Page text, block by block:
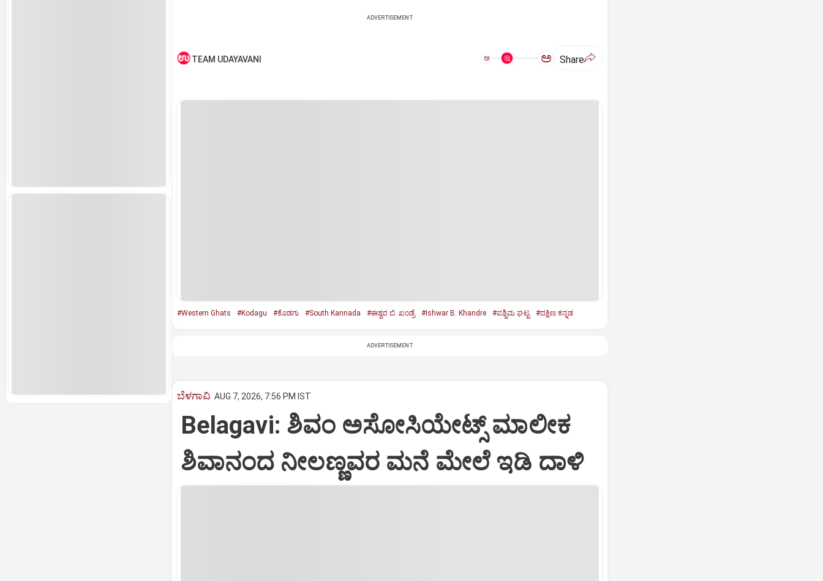
ADVERTISEMENT
TEAM UDAYAVANI ಅ ಅ Share
#Western Ghats #Kodagu #ಕೊಡಗು #South Kannada #ಈಶ್ವರ ಬಿ. ಖಂಡ್ರೆ #Ishwar B. Khandre #ಪಶ್ಚಿಮ ಘಟ್ಟ #ದಕ್ಷಿಣ ಕನ್ನಡ
ADVERTISEMENT
ಬೆಳಗಾವಿ AUG 7, 2026, 7:56 PM IST
Belagavi: ಶಿವಂ ಅಸೋಸಿಯೇಟ್ಸ್ ಮಾಲೀಕ
ಶಿವಾನಂದ ನೀಲಣ್ಣವರ ಮನೆ ಮೇಲೆ ಇಡಿ‌ ದಾಳಿ